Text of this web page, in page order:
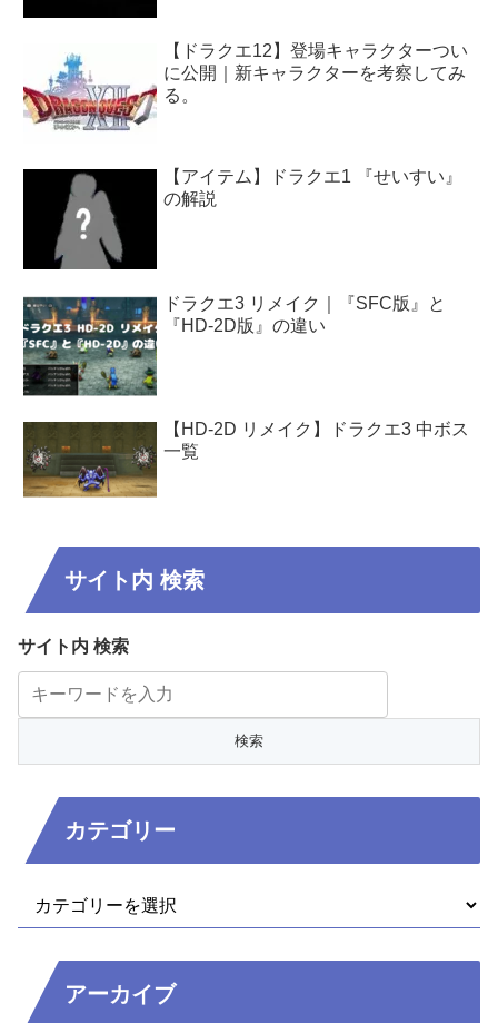
【ドラクエ12】登場キャラクターつい
に公開｜新キャラクターを考察してみ
る。
【アイテム】ドラクエ1 『せいすい』
の解説
ドラクエ3 リメイク｜『SFC版』と
『HD-2D版』の違い
【HD-2D リメイク】ドラクエ3 中ボス
一覧
サイト内 検索
サイト内 検索
カテゴリー
アーカイブ